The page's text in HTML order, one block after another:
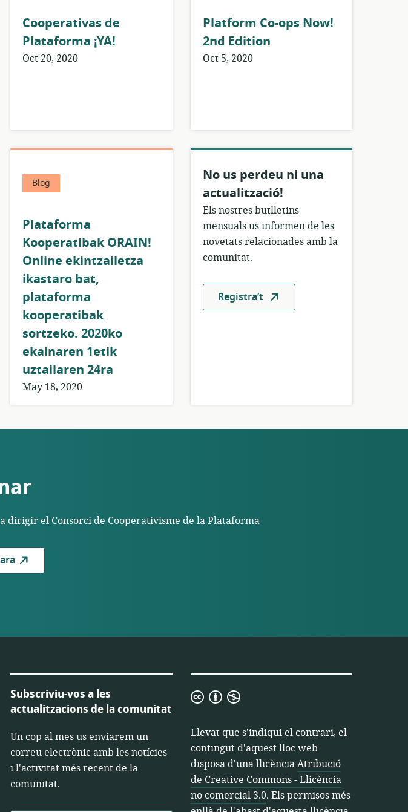
Cooperativas de
Plataforma ¡YA!
Oct 20, 2020
Platform Co-ops Now!
2nd Edition
Oct 5, 2020
Blog
Plataforma
Kooperatibak ORAIN!
Online ekintzailetza
ikastaro bat,
plataforma
kooperatibak
sortzeko. 2020ko
ekainaren 1etik
uztailaren 24ra
May 18, 2020
No us perdeu ni una
actualització!
Els nostres butlletins
mensuals us informen de les
novetats relacionades amb la
comunitat.
Registra’t
dirigir el Consorci de Cooperativisme de la Plataforma
Subscriviu-vos a les
actualitzacions de la comunitat
Un cop al mes us enviarem un
correu electrònic amb les notícies
i l'activitat més recent de la
comunitat.
Atribució
Creative
Commons
-
Llicència
no
comercial
Llevat que s'indiqui el contrari, el
contingut d'aquest lloc web
disposa d'una llicènciaAtribució
de Creative Commons - Llicència
no comercial 3.0. Els permisos més